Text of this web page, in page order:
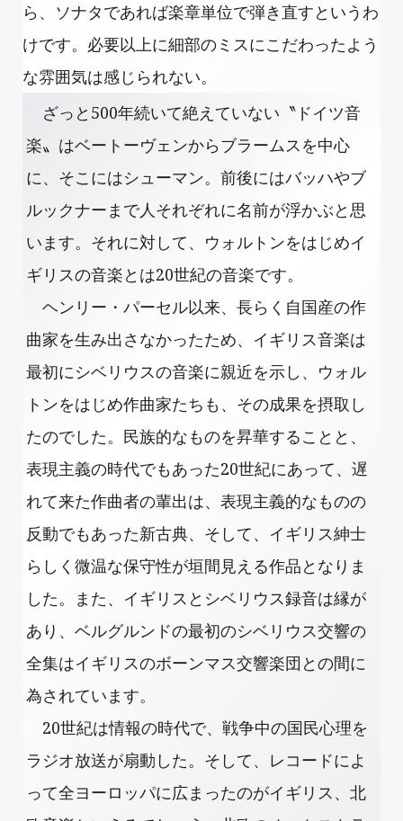
ら、ソナタであれば楽章単位で弾き直すというわ
けです。必要以上に細部のミスにこだわったよう
な雰囲気は感じられない。
ざっと500年続いて絶えていない〝ドイツ音
楽〟はベートーヴェンからブラームスを中心
に、そこにはシューマン。前後にはバッハやブ
ルックナーまで人それぞれに名前が浮かぶと思
います。それに対して、ウォルトンをはじめイ
ギリスの音楽とは20世紀の音楽です。
ヘンリー・パーセル以来、長らく自国産の作
曲家を生み出さなかったため、イギリス音楽は
最初にシベリウスの音楽に親近を示し、ウォル
トンをはじめ作曲家たちも、その成果を摂取し
たのでした。民族的なものを昇華することと、
表現主義の時代でもあった20世紀にあって、遅
れて来た作曲者の輩出は、表現主義的なものの
反動でもあった新古典、そして、イギリス紳士
らしく微温な保守性が垣間見える作品となりま
した。また、イギリスとシベリウス録音は縁が
あり、ベルグルンドの最初のシベリウス交響の
全集はイギリスのボーンマス交響楽団との間に
為されています。
20世紀は情報の時代で、戦争中の国民心理を
ラジオ放送が扇動した。そして、レコードによ
って全ヨーロッパに広まったのがイギリス、北